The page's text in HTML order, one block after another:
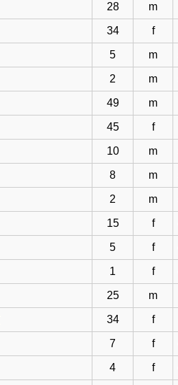
28 m
34 f
5 m
2 m
49 m
45 f
10 m
8 m
2 m
15 f
5 f
1 f
25 m
34 f
7 f
4 f